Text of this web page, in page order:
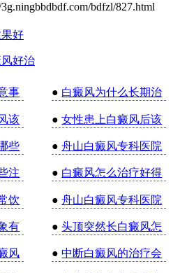
bdfzl/827.html
好
好治
事 ● 白癜风为什么长期治
该 ●女性患上白癜风后该
些 ●舟山白癜风专科医院
注 ● 白癜风怎么治疗好得
饮 ●舟山白癜风专科医院
有 ●头顶突然长白癜风怎
风 ●中断白癜风的治疗会